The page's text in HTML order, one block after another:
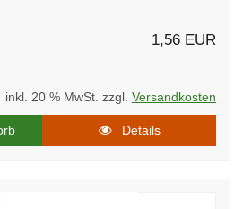
1,56 EUR
inkl. 20 % MwSt. zzgl. Versandkosten
Details